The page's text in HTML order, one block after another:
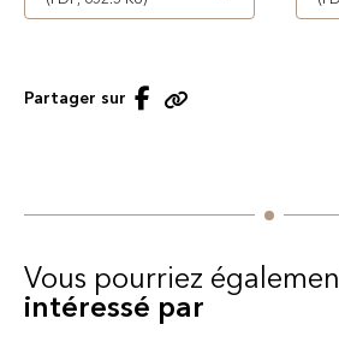
Partager sur
Partager sur
Vous pourriez
intéressé par